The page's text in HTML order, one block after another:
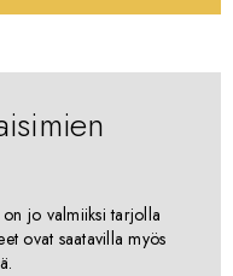
on jo valmiiksi tarjolla
ovat saatavilla myös